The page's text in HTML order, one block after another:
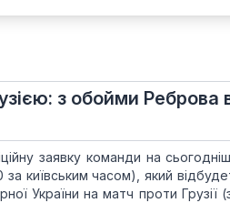
з обойми Реброва
заявку команди на
за київським часом), який
України на матч проти Грузії